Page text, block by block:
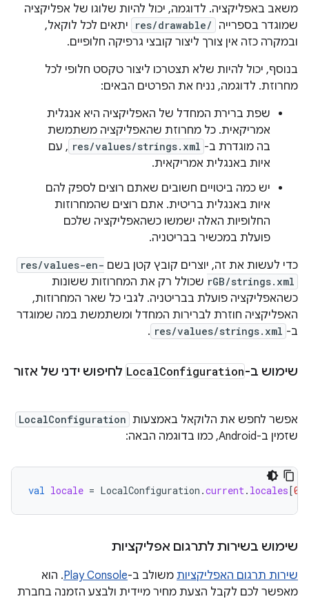
משאב באפליקציה. לדוגמה, יכול להיות שלוגו של אפליקציה
שמוגדר בספרייה
res/drawable/
יתאים לכל לוקאל,
ובמקרה כזה אין צורך ליצור קובצי גרפיקה חלופיים.
בנוסף, יכול להיות שלא תצטרכו ליצור טקסט חלופי לכל
מחרוזת. לדוגמה, נניח את הפרטים הבאים:
שפת ברירת המחדל של האפליקציה היא אנגלית
אמריקאית. כל מחרוזת שהאפליקציה משתמשת
בה מוגדרת ב- res/values/strings.xml , עם
איות באנגלית אמריקאית.
יש כמה ביטויים חשובים שאתם רוצים לספק להם
איות באנגלית בריטית. אתם רוצים שהמחרוזות
החלופיות האלה ישמשו כשהאפליקציה שלכם
פועלת במכשיר בבריטניה.
כדי לעשות את זה, יוצרים קובץ קטן בשם res/values-en-
rGB/strings.xml שכולל רק את המחרוזות ששונות
כשהאפליקציה פועלת בבריטניה. לגבי כל שאר המחרוזות,
האפליקציה חוזרת לברירות המחדל ומשתמשת במה שמוגדר
ב- res/values/strings.xml
.
שימוש ב- LocalConfiguration לחיפוש ידני של אזור
אפשר לחפש את הלוקאל באמצעות LocalConfiguration
שזמין ב-Android, כמו בדוגמה הבאה:
val locale = LocalConfiguration .current. locales[0
שימוש בשירות לתרגום אפליקציות
שירות תרגום האפליקציות משולב ב-Play Console. הוא
מאפשר לכם לקבל הצעת מחיר מיידית ולבצע הזמנה בחברת